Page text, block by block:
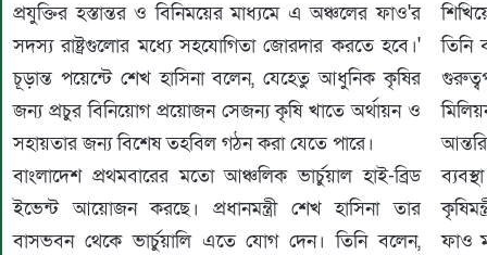
প্রযুক্তির হস্তান্তর ও বিনিময়ের মাধ্যমে এ অঞ্চলের ফাও'র
সদস্য রাষ্ট্রগুলোর মধ্যে সহযোগিতা জোরদার করতে হবে।'
চূড়ান্ত পয়েন্টে শেখ হাসিনা বলেন, যেহেতু আধুনিক কৃষির
জন্য প্রচুর বিনিয়োগ প্রয়োজন সেজন্য কৃষি খাতে অর্থায়ন ও
সহায়তার জন্য বিশেষ তহবিল গঠন করা যেতে পারে।
বাংলাদেশ প্রথমবারের মতো আঞ্চলিক ভার্চুয়াল হাই-ব্রিড
ইভেন্ট আয়োজন করছে। প্রধানমন্ত্রী শেখ হাসিনা তার
বাসভবন থেকে ভার্চুয়ালি এতে যোগ দেন। তিনি বলেন,
তিনি
ফাও